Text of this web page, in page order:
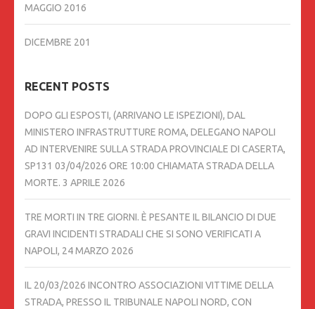
MAGGIO 2016
DICEMBRE 201
RECENT POSTS
DOPO GLI ESPOSTI, (ARRIVANO LE ISPEZIONI), DAL
MINISTERO INFRASTRUTTURE ROMA, DELEGANO NAPOLI
AD INTERVENIRE SULLA STRADA PROVINCIALE DI CASERTA,
SP131 03/04/2026 ORE 10:00 CHIAMATA STRADA DELLA
MORTE. 3 APRILE 2026
TRE MORTI IN TRE GIORNI. È PESANTE IL BILANCIO DI DUE
GRAVI INCIDENTI STRADALI CHE SI SONO VERIFICATI A
NAPOLI, 24 MARZO 2026
IL 20/03/2026 INCONTRO ASSOCIAZIONI VITTIME DELLA
STRADA, PRESSO IL TRIBUNALE NAPOLI NORD, CON